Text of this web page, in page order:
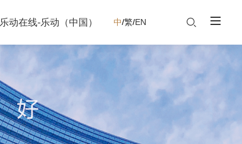
乐动在线-乐动（中国） 中/繁/EN